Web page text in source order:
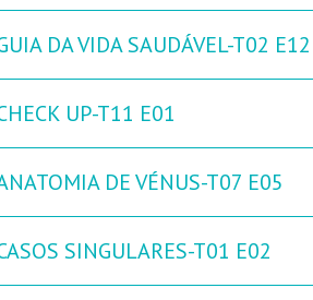
DA VIDA SAUDÁVEL-T02 E12
UP-T11 E01
DE VÉNUS-T07 E05
SINGULARES-T01 E02